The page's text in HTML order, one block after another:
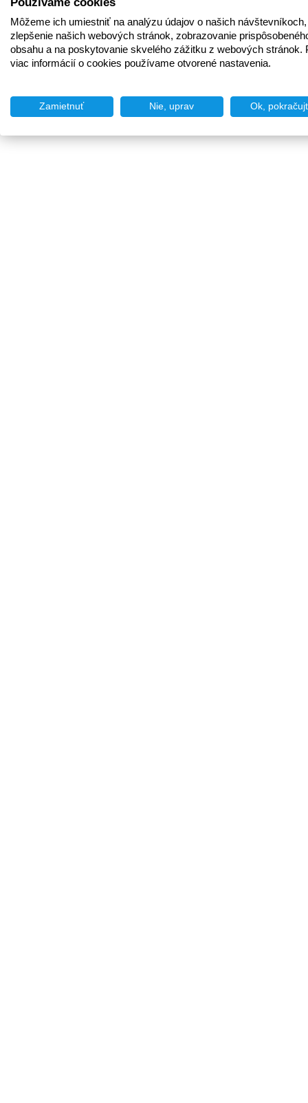
Môžeme ich umiestniť na analýzu údajov o našich
zlepšenie našich webových stránok, zobrazovanie
obsahu a na poskytovanie skvelého zážitku z webových stránok.
viac informácií o cookies používame otvorené nastavenia.
Zamietnuť Nie, uprav Ok,